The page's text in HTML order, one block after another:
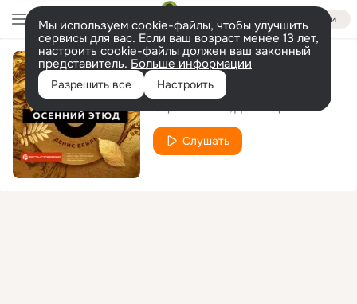
Войти
Мы используем cookie-файлы, чтобы улучшить
сервисы для вас. Если ваш возраст менее 13 лет,
настроить cookie-файлы должен ваш законный
представитель. Больше информации
Разрешить все Настроить
Весенняя песенка
Слушать